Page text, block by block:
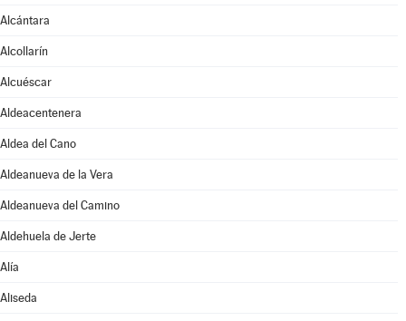
Alcántara
Alcollarín
Alcuéscar
Aldeacentenera
Aldea del Cano
Aldeanueva de la Vera
Aldeanueva del Camino
Aldehuela de Jerte
Alía
Aliseda